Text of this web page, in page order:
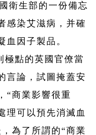
衛生部的一份備忘
感染艾滋病，并確
血因子製品。
極點的英國官僚當
言論，試圖掩蓋安
“商業影響很重
理可以預先消滅血
為了所謂的“商業